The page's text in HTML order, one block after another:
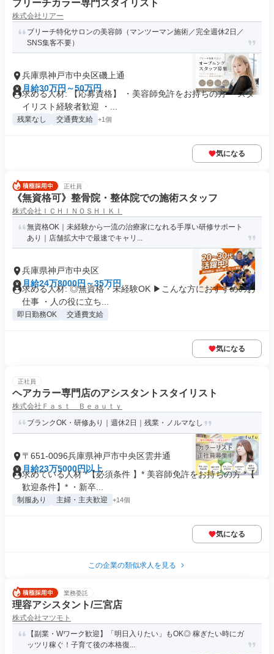
ブリーチカラー専門スタイリスト
株式会社リアー
ブリーチ特化サロンの美容師（マンツーマン施術／完全週休2日／
SNS集客不要）
兵庫県神戸市中央区磯上通
月給30万円～50万円
求める人材: 【応募資格】 ・美容師免許をお持ちの方 ・スタ
イリスト経験者歓迎 ・...
残業なし 交通費支給 +1個
気になる
正社員
《無資格可》整骨院・整体院での施術スタッフ
株式会社ＩＣＨＩＮＯＳＨＩＫＩ
無資格OK｜未経験から一流の治療家になれる手厚い研修サポート
あり｜店舗拡大中で最速でキャリ...
兵庫県神戸市中央区
月給24万8000円～35万円
求める人材: ◎無資格・未経験OK ▶︎こんな方におすすめのお
仕事 ・人の役に立ち...
即日勤務OK 交通費支給
気になる
正社員
ヘアカラー専門店のアシスタントスタイリスト
株式会社Ｆａｓｔ Ｂｅａｕｔｙ
ブランクOK・研修あり｜週休2日｜残業・ノルマなし
〒651-0096兵庫県神戸市中央区雲井通
月給23万5000円以上
求めている人材 *【必須条件 】* 美容師免許をお持ちの方 *【
歓迎条件】* ・新卒...
制服あり 主婦・主夫歓迎 +14個
気になる
この企業の類似求人を見る
業務委託
理容アシスタント/三宮店
株式会社マツモト
【副業・Wワーク歓迎】「明日入りたい」もOK◎ 稼ぎたい時にガ
ッツリ稼ぐ！子育て後の本格復...